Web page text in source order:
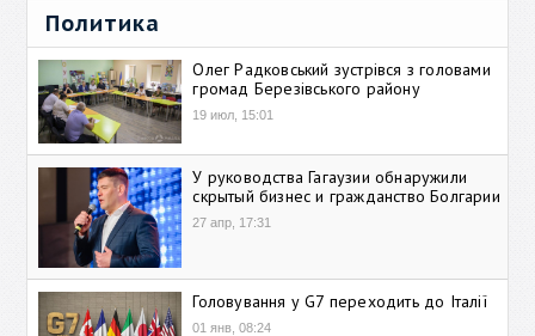
Политика
Олег Радковський зустрівся з головами
громад Березівського району
19 июл, 15:01
У руководства Гагаузии обнаружили
скрытый бизнес и гражданство Болгарии
27 апр, 17:31
Головування у G7 переходить до Італії
01 янв, 08:24